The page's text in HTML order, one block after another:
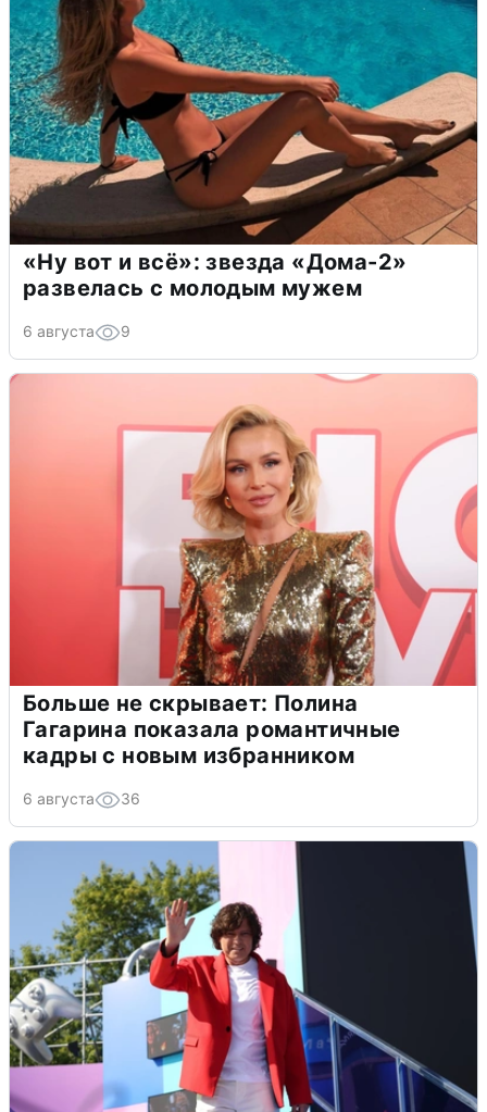
«Ну вот и всё»: звезда «Дома-2»
развелась с молодым мужем
6 августа 9
Больше не скрывает: Полина
Гагарина показала романтичные
кадры с новым избранником
6 августа 36